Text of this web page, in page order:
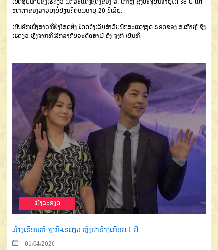
ເປີດຮູບພາບຊົງເຮຄຽວ ນັກສະແດງຊື່ດັງຂອງ ສ. ເກົາຫຼີ ຊຶ່ງປະຈຸບັນອາຍຸໄດ້ 38 ປີ ແຕ່
ໜ້າຕາຂອງລາວຍັງບໍ່ປ່ຽນຄືຕອນອາຍຸ 20 ປີເລີຍ.
ເປັນອີກໜຶ່ງສາວທີ່ຍິ່ງໂສດຍິ່ງ ໂດດດັງເລີຍສຳລັບນັກສະແດງສຸດ ຮອດຂອງ ສ.ເກົາຫຼີ ຊົງ
ເຮຄຽວ ຫຼັງຈາກທີ່ເລີກລາກັບອະດີດສາມີ ຊົງ ຈຸງກິ ເປັນທີ່
ເບີ່ງລະອຽດ
ມ້າງເຮືອນຫໍ ຈຸງກິ-ເຮຄຽວ ຫຼັງຢ່າຮ້າງເກືອບ 1 ປີ
01/04/2020